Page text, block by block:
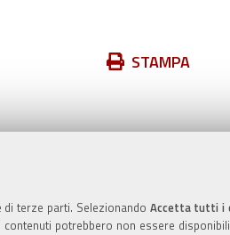
terze parti. Selezionando Accetta tutti i
potrebbero non essere
Azioni STAMPA